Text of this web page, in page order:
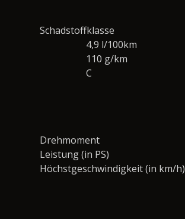
Schadstoffklasse
4,9 l/100km
110 g/km
C
Drehmoment
Leistung (in PS)
Höchstgeschwindigkeit (in km/h)